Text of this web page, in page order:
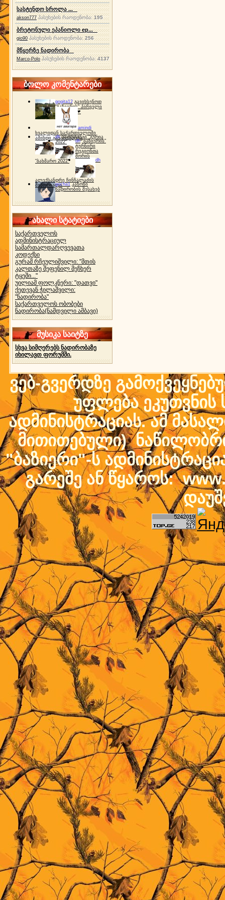
სასტენდო სროლა ...
akson777 პასუხების რაოდენობა:195
ბრეტონული ეპანიოლი ep...
gio90 პასუხების რაოდენობა:256
მწყერზე ნადირობა
Marco-Polo პასუხების რაოდენობა:4137
ბოლო კომენტარები
gogita12 გავიხსენოთ
"ბაზიერის" პირველი
ტურნირი ❤
amindi
ხვალიდან საქართველოში
ამინდი გაუარესდება
dh სპორტინგი "გურია
2022"
dh "ბაზიერის"
ტურნირი
რეგიონთა
შორის
"ბახმარო 2022"
dh
ალექსანდრე ჩინჩალაძის
მემორიალიgocha1 კანონი
ნადირობის შესახებ
ახალი სტატიები
საქართველოს
ადმინისტრაციულ
სამართალდარღვევათა
კოდექსი
გურამ რჩეულიშვილი: "მთის
კალთაზე შეფენილ მეჩხერ
ტყეში..."
უილიამ ფოლკნერი: "დათვი"
ქეთევან ჭილაშვილი:
"ნადირობა"
საქართველოს ობობები
ნადირობა(ნამდვილი ამბავი)
მუსიკა საიტზე
სხვა სიმღერებს ნადირობაზე
იხილავთ ფორუმში.
ვებ-გვერდზე
უფლება ეკუთვნის
ადმინისტრაციას. ამ
მითითებული)
"ბაზიერი"-ს
გარეშე ან წყაროს: